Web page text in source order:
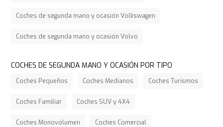
Coches de segunda mano y ocasión Volkswagen
Coches de segunda mano y ocasión Volvo
COCHES DE SEGUNDA MANO Y OCASIÓN POR TIPO
Coches Pequeños Coches Medianos Coches Turismos
Coches Familiar Coches SUV y 4X4
Coches Monovolumen Coches Comercial